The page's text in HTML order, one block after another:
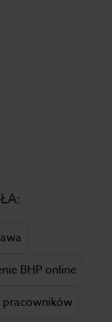
BHP online
pracowników